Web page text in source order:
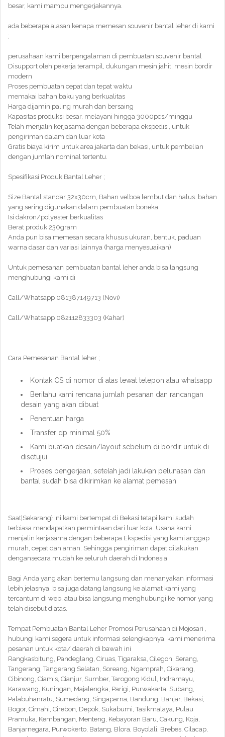
besar, kami mampu mengerjakannya.
ada beberapa alasan kenapa memesan souvenir bantal leher di kami
;
perusahaan kami berpengalaman di pembuatan souvenir bantal
Disupport oleh pekerja terampil, dukungan mesin jahit, mesin bordir
modern
Proses pembuatan cepat dan tepat waktu
memakai bahan baku yang berkualitas
Harga dijamin paling murah dan bersaing
Kapasitas produksi besar, melayani hingga 3000pcs/minggu
Telah menjalin kerjasama dengan beberapa ekspedisi, untuk
pengiriman dalam dan luar kota
Gratis biaya kirim untuk area jakarta dan bekasi, untuk pembelian
dengan jumlah nominal tertentu.
Spesifikasi Produk Bantal Leher ;
Size Bantal standar 32x30cm, Bahan velboa lembut dan halus. bahan
yang sering digunakan dalam pembuatan boneka.
Isi dakron/polyester berkualitas
Berat produk 230gram
Anda pun bisa memesan secara khusus ukuran, bentuk, paduan
warna dasar dan variasi lainnya (harga menyesuaikan)
Untuk pemesanan pembuatan bantal leher anda bisa langsung
menghubungi kami di
Call/Whatsapp 081387149713 (Novi)
Call/Whatsapp 082112833303 (Kahar)
Cara Pemesanan Bantal leher ;
Kontak CS di nomor di atas lewat telepon atau whatsapp
Beritahu kami rencana jumlah pesanan dan rancangan
desain yang akan dibuat
Penentuan harga
Transfer dp minimal 50%
Kami buatkan desain/layout sebelum di bordir untuk di
disetujui
Proses pengerjaan, setelah jadi lakukan pelunasan dan
bantal sudah bisa dikirimkan ke alamat pemesan
Saat|Sekarang} ini kami bertempat di Bekasi tetapi kami sudah
terbiasa mendapatkan permintaan dari luar kota. Usaha kami
menjalin kerjasama dengan beberapa Ekspedisi yang kami anggap
murah, cepat dan aman. Sehingga pengiriman dapat dilakukan
dengansecara mudah ke seluruh daerah di Indonesia.
Bagi Anda yang akan bertemu langsung dan menanyakan informasi
lebih jelasnya, bisa juga datang langsung ke alamat kami yang
tercantum di web. atau bisa langsung menghubungi ke nomor yang
telah disebut diatas.
Tempat Pembuatan Bantal Leher Promosi Perusahaan di Mojosari ,
hubungi kami segera untuk informasi selengkapnya. kami menerima
pesanan untuk kota/ daerah di bawah ini
Rangkasbitung, Pandeglang, Ciruas, Tigaraksa, Cilegon, Serang,
Tangerang, Tangerang Selatan, Soreang, Ngamprah, Cikarang,
Cibinong, Ciamis, Cianjur, Sumber, Tarogong Kidul, Indramayu,
Karawang, Kuningan, Majalengka, Parigi, Purwakarta, Subang,
Palabuhanratu, Sumedang, Singaparna, Bandung, Banjar, Bekasi,
Bogor, Cimahi, Cirebon, Depok, Sukabumi, Tasikmalaya, Pulau
Pramuka, Kembangan, Menteng, Kebayoran Baru, Cakung, Koja,
Banjarnegara, Purwokerto, Batang, Blora, Boyolali, Brebes, Cilacap,